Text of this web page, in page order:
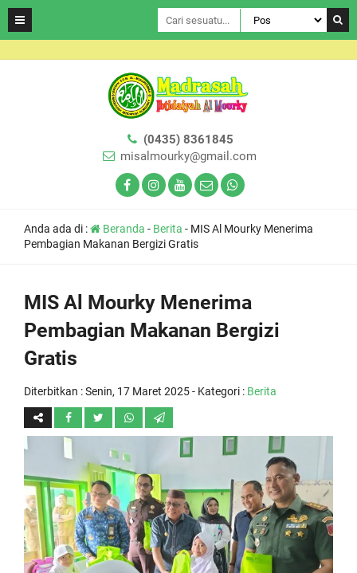
(0435) 8361845
misalmourky@gmail.com
Anda ada di : Beranda - Berita - MIS Al Mourky Menerima
Pembagian Makanan Bergizi Gratis
MIS Al Mourky Menerima
Pembagian Makanan Bergizi
Gratis
Diterbitkan :Senin, 17 Maret 2025- Kategori : Berita